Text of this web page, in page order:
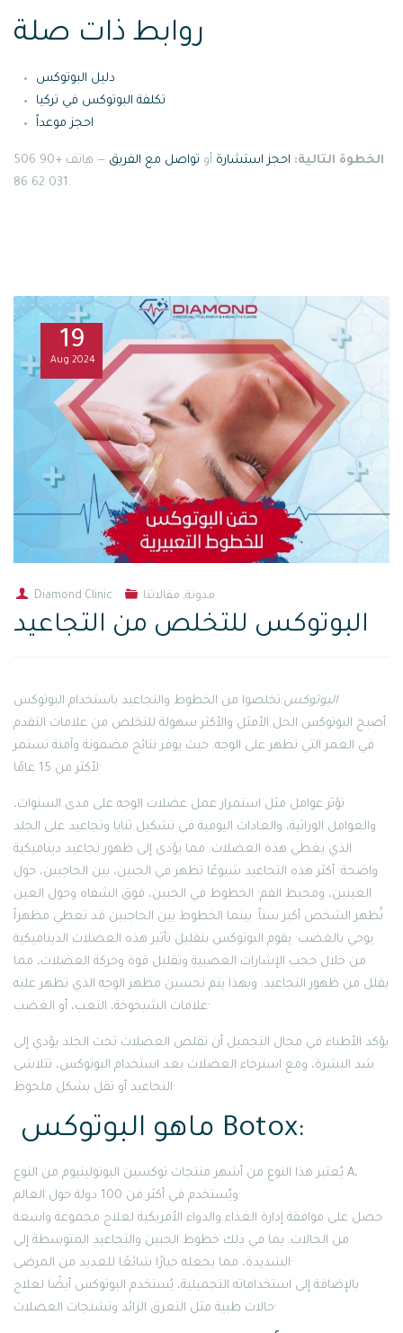
روابط ذات صلة
دليل البوتوكس
تكلفة البوتوكس في تركيا
احجز موعداً
الخطوة التالية: احجز استشارة أو تواصل مع الفريق
— هاتف +90 506
031 62 86.
19
Aug 2024
Diamond Clinic مدونة, مقالاتنا
البوتوكس للتخلص من التجاعيد
البوتوكس:تخلصوا من الخطوط والتجاعيد باستخدام البوتوكس
أصبح البوتوكس الحل الأمثل والأكثر سهولة للتخلص من علامات التقدم
في العمر التي تظهر على الوجه. حيث يوفر نتائج مضمونة وآمنة تستمر
لأكثر من 15 عامًا·
تؤثر عوامل مثل استمرار عمل عضلات الوجه على مدى السنوات،
والعوامل الوراثية، والعادات اليومية في تشكيل ثنايا وتجاعيد على الجلد
الذي يغطي هذه العضلات. مما يؤدي إلى ظهور تجاعيد ديناميكية
واضحة· أكثر هذه التجاعيد شيوعًا تظهر في الجبين، بين الحاجبين، حول
العينين، ومحيط الفم· الخطوط في الجبين، فوق الشفاه وحول العين
تُظهر الشخص أكبر سناً. بينما الخطوط بين الحاجبين قد تعطي مظهراً
يوحي بالغضب· يقوم البوتوكس بتقليل تأثير هذه العضلات الديناميكية
من خلال حجب الإشارات العصبية وتقليل قوة وحركة العضلات، مما
يقلل من ظهور التجاعيد. وبهذا يتم تحسين مظهر الوجه الذي تظهر عليه
علامات الشيخوخة، التعب، أو الغضب·
يؤكد الأطباء في مجال التجميل أن تقلص العضلات تحت الجلد يؤدي إلى
شد البشرة، ومع استرخاء العضلات بعد استخدام البوتوكس، تتلاشى
التجاعيد أو تقل بشكل ملحوظ·
ماهو البوتوكس Botox:
يُعتبر هذا النوع من أشهر منتجات توكسين البوتولينيوم من النوع A،
ويُستخدم في أكثر من 100 دولة حول العالم·
حصل على موافقة إدارة الغذاء والدواء الأمريكية لعلاج مجموعة واسعة
من الحالات. بما في ذلك خطوط الجبين والتجاعيد المتوسطة إلى
الشديدة، مما يجعله خيارًا شائعًا للعديد من المرضى·
بالإضافة إلى استخداماته التجميلية، يُستخدم البوتوكس أيضًا لعلاج
حالات طبية مثل التعرق الزائد وتشنجات العضلات·